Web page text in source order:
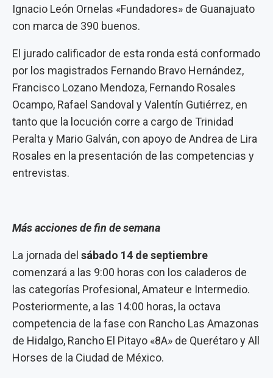
Ignacio León Ornelas «Fundadores» de Guanajuato
con marca de 390 buenos.
El jurado calificador de esta ronda está conformado
por los magistrados Fernando Bravo Hernández,
Francisco Lozano Mendoza, Fernando Rosales
Ocampo, Rafael Sandoval y Valentín Gutiérrez, en
tanto que la locución corre a cargo de Trinidad
Peralta y Mario Galván, con apoyo de Andrea de Lira
Rosales en la presentación de las competencias y
entrevistas.
Más acciones de fin de semana
La jornada del sábado 14 de septiembre
comenzará a las 9:00 horas con los caladeros de
las categorías Profesional, Amateur e Intermedio.
Posteriormente, a las 14:00 horas, la octava
competencia de la fase con Rancho Las Amazonas
de Hidalgo, Rancho El Pitayo «8A» de Querétaro y All
Horses de la Ciudad de México.